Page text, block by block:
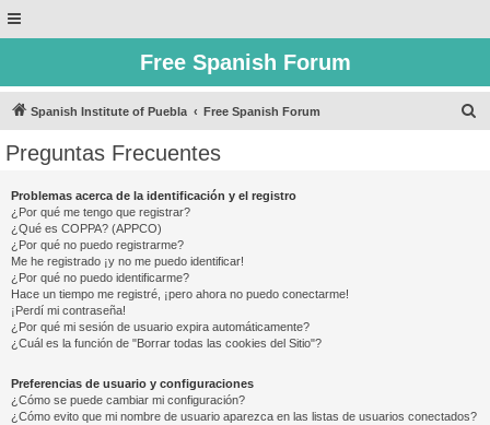
Free Spanish Forum
Spanish Institute of Puebla Free Spanish Forum
Preguntas Frecuentes
Problemas acerca de la identificación y el registro
¿Por qué me tengo que registrar?
¿Qué es COPPA? (APPCO)
¿Por qué no puedo registrarme?
Me he registrado ¡y no me puedo identificar!
¿Por qué no puedo identificarme?
Hace un tiempo me registré, ¡pero ahora no puedo conectarme!
¡Perdí mi contraseña!
¿Por qué mi sesión de usuario expira automáticamente?
¿Cuál es la función de "Borrar todas las cookies del Sitio"?
Preferencias de usuario y configuraciones
¿Cómo se puede cambiar mi configuración?
¿Cómo evito que mi nombre de usuario aparezca en las listas de usuarios conectados?